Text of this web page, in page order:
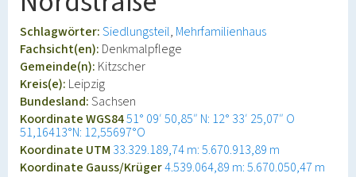
Schlagwörter:Siedlungsteil Mehrfamilienhaus
Fachsicht(en): Denkmalpflege
Gemeinde(n): Kitzscher
Kreis(e): Leipzig
Bundesland:Sachsen
Koordinate WGS8451° 09′ 50,85″ N: 12° 33′ 25,07″ O
51,16413°N: 12,55697°O
Koordinate UTM 33.329.189,74 m: 5.670.913,89 m
Koordinate Gauss/Krüger4.539.064,89 m: 5.670.050,47 m